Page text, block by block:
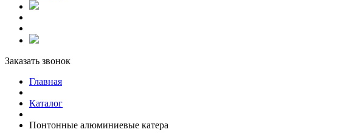
Заказать звонок
Главная
Каталог
Понтонные алюминиевые катера